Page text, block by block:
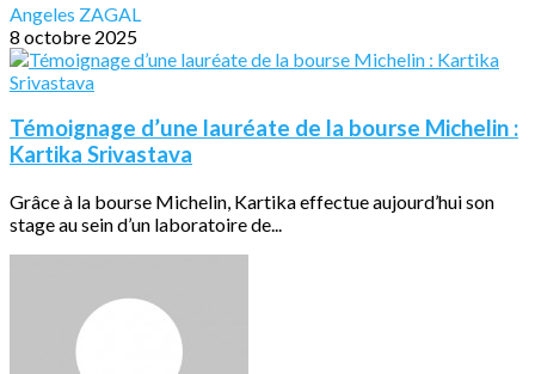
Angeles ZAGAL
8 octobre 2025
Témoignage d’une lauréate de la bourse Michelin :
Kartika Srivastava
Grâce à la bourse Michelin, Kartika effectue aujourd’hui son
stage au sein d’un laboratoire de...